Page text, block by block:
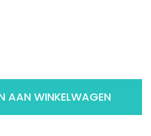
AAN WINKELWAGEN